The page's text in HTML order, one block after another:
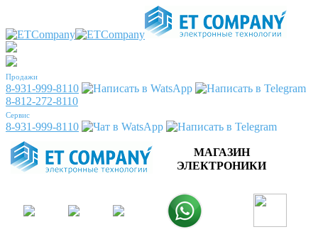
Продажи
8-931-999-8110
8-812-272-8110
Сервис
8-931-999-8110
МАГАЗИН
ЭЛЕКТРОНИКИ